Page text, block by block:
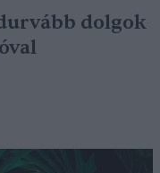
dolgok